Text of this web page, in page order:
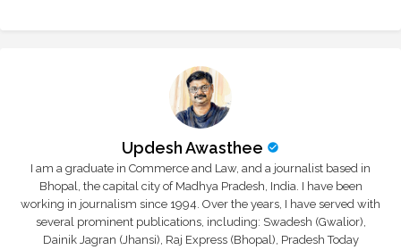
Updesh Awasthee
I am a graduate in Commerce and Law, and a journalist based in
Bhopal, the capital city of Madhya Pradesh, India. I have been
working in journalism since 1994. Over the years, I have served with
several prominent publications, including: Swadesh (Gwalior),
Dainik Jagran (Jhansi), Raj Express (Bhopal), Pradesh Today